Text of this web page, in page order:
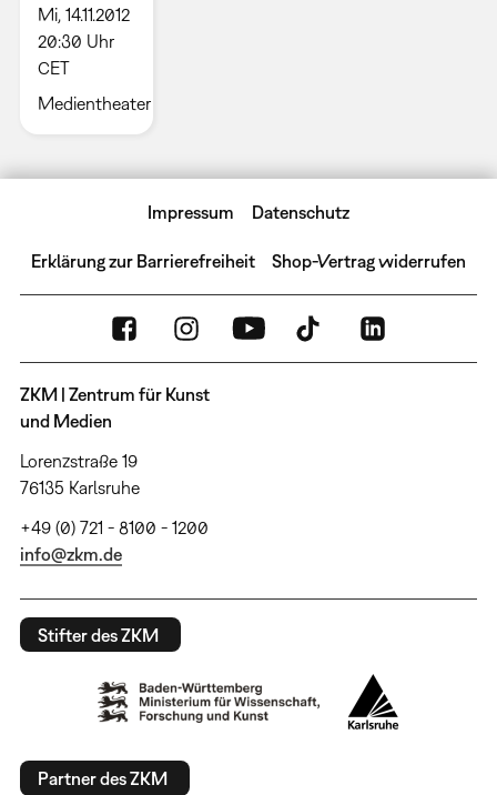
Mi, 14.11.2012
20:30 Uhr
CET
Medientheater
Impressum Datenschutz
Erklärung zur Barrierefreiheit Shop-Vertrag widerrufen
ZKM | Zentrum für Kunst
und Medien
Lorenzstraße 19
76135 Karlsruhe
+49 (0) 721 - 8100 - 1200
info@zkm.de
Stifter des ZKM
Partner des ZKM